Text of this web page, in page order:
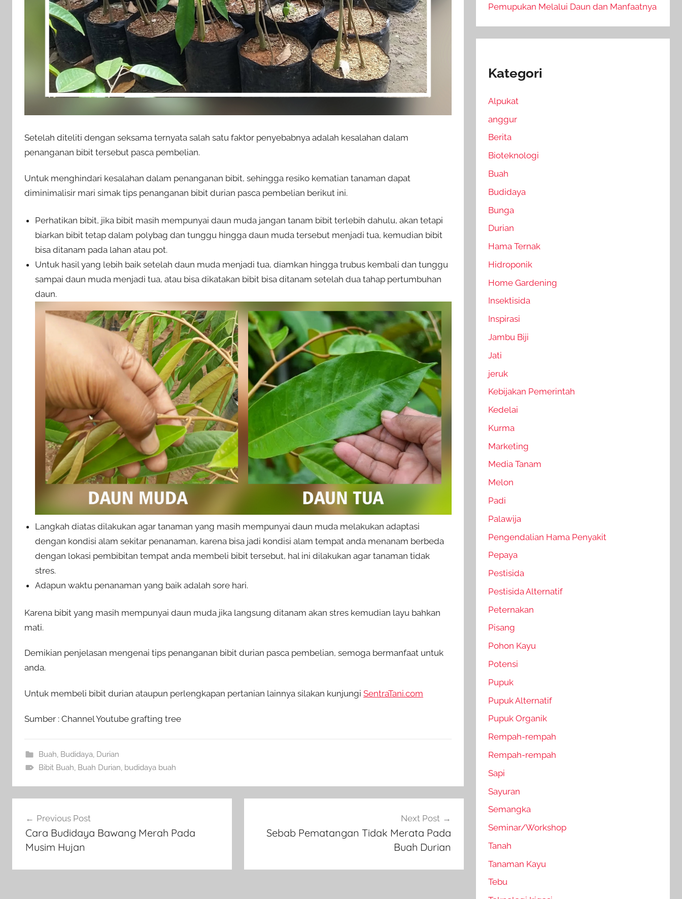
Setelah diteliti dengan seksama ternyata salah satu faktor penyebabnya adalah kesalahan dalam
penanganan bibit tersebut pasca pembelian.
Untuk menghindari kesalahan dalam penanganan bibit, sehingga resiko kematian tanaman dapat
diminimalisir mari simak tips penanganan bibit durian pasca pembelian berikut ini.
Perhatikan bibit, jika bibit masih mempunyai daun muda jangan tanam bibit terlebih dahulu, akan tetapi
biarkan bibit tetap dalam polybag dan tunggu hingga daun muda tersebut menjadi tua, kemudian bibit
bisa ditanam pada lahan atau pot.
Untuk hasil yang lebih baik setelah daun muda menjadi tua, diamkan hingga trubus kembali dan tunggu
sampai daun muda menjadi tua, atau bisa dikatakan bibit bisa ditanam setelah dua tahap pertumbuhan
daun.
Langkah diatas dilakukan agar tanaman yang masih mempunyai daun muda melakukan adaptasi
dengan kondisi alam sekitar penanaman, karena bisa jadi kondisi alam tempat anda menanam berbeda
dengan lokasi pembibitan tempat anda membeli bibit tersebut, hal ini dilakukan agar tanaman tidak
stres.
Adapun waktu penanaman yang baik adalah sore hari.
Karena bibit yang masih mempunyai daun muda jika langsung ditanam akan stres kemudian layu bahkan
mati.
Demikian penjelasan mengenai tips penanganan bibit durian pasca pembelian, semoga bermanfaat untuk
anda.
Untuk membeli bibit durian ataupun perlengkapan pertanian lainnya silakan kunjungi SentraTani.com
Sumber : Channel Youtube grafting tree
Buah, Budidaya, Durian
Bibit Buah, Buah Durian, budidaya buah
pos Previous Post
Cara Budidaya Bawang Merah Pada
Musim Hujan
Next Post
Sebab Pematangan Tidak Merata Pada
Buah Durian
Pemupukan Melalui Daun dan Manfaatnya
Kategori
Alpukat
anggur
Berita
Bioteknologi
Buah
Budidaya
Bunga
Durian
Hama Ternak
Hidroponik
Home Gardening
Insektisida
Inspirasi
Jambu Biji
Jati
jeruk
Kebijakan Pemerintah
Kedelai
Kurma
Marketing
Media Tanam
Melon
Padi
Palawija
Pengendalian Hama Penyakit
Pepaya
Pestisida
Pestisida Alternatif
Peternakan
Pisang
Pohon Kayu
Potensi
Pupuk
Pupuk Alternatif
Pupuk Organik
Rempah-rempah
Rempah-rempah
Sapi
Sayuran
Semangka
Seminar/Workshop
Tanah
Tanaman Kayu
Tebu